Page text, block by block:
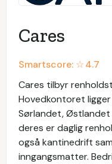
Cares
Smartscore: ☆4.7
Cares tilbyr
Hovedkontoret ligger
Sørlandet,
deres er daglig
også kantinedrift
inngangsmatter.